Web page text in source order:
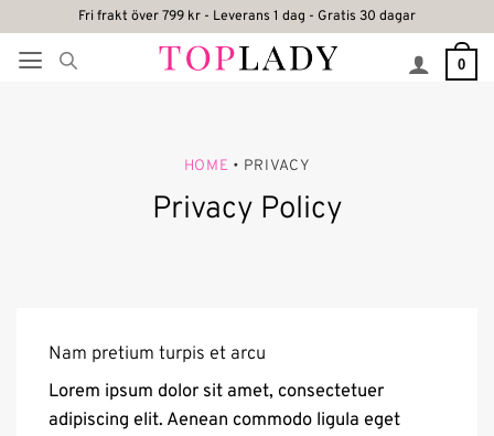
content
Fri frakt över 799 kr - Leverans 1 dag - Gratis 30 dagar
0
HOME • PRIVACY
Privacy Policy
Nam pretium turpis et arcu
Lorem ipsum dolor sit amet, consectetuer
adipiscing elit. Aenean commodo ligula eget